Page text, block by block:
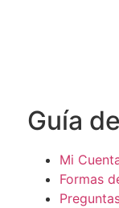
Guía
Mi
Formas